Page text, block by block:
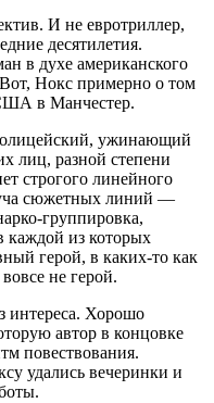
И не евротриллер,
десятилетия.
в духе американского
Нокс примерно о том
в Манчестер.
ужинающий
лиц, разной степени
строгого линейного
сюжетных линий —
группировка,
каждой из которых
герой, в каких-то как
не герой.
интереса. Хорошо
автор в концовке
повествования.
удались вечеринки и